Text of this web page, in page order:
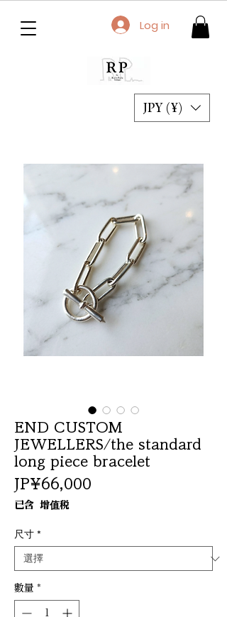
JPY (¥)
Log in
END CUSTOM
JEWELLERS/the standard
long piece bracelet
JP¥66,000
已含 增值税
尺寸 *
數量 *